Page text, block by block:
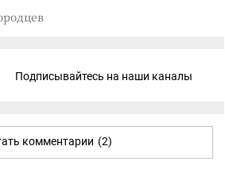
Подписывайтесь на наши каналы
комментарии (2)